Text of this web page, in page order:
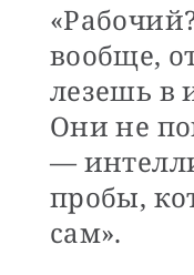
вообще,
лезешь в
Они не
—
пробы,
сам».